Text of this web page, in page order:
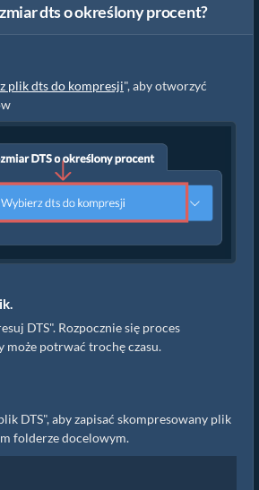
dts o określony procent?
plik dts do kompresji", aby otworzyć
DTS". Rozpocznie się proces
może potrwać trochę czasu.
DTS", aby zapisać skompresowany plik
folderze docelowym.